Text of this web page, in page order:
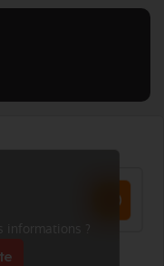
informations ?